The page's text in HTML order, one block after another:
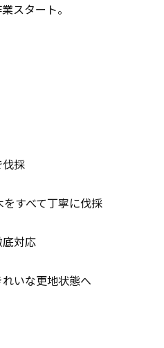
スタート。
採
すべて丁寧に伐採
対応
いな更地状態へ